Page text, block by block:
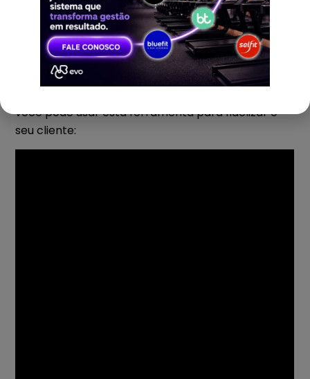
Tenha um Clube de Recompensas em
sua academia!
Você sabe o que é um Clube de Recompensas?
você pode usar esta ferramenta para fidelizar o
seu cliente: